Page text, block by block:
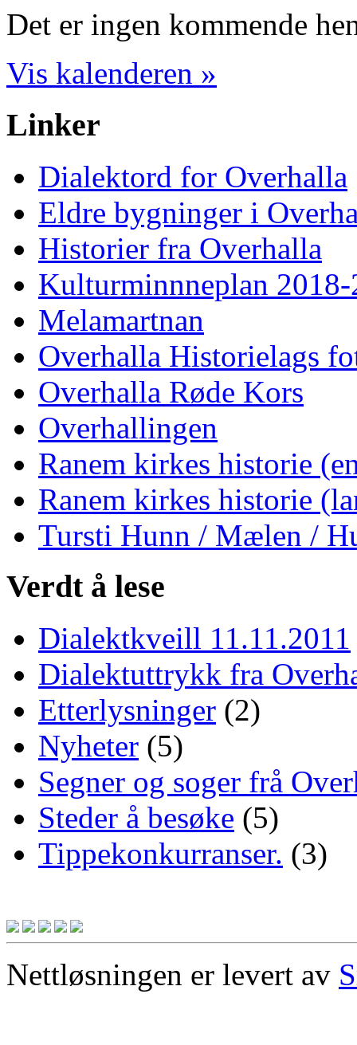
Det er ingen kommende
Vis kalenderen »
Linker
Dialektord for Overhalla
Eldre bygninger i
Historier fra Overhalla
Kulturminnneplan
Melamartnan
Overhalla Historielags
Overhalla Røde Kors
Overhallingen
Ranem kirkes historie
Ranem kirkes historie
Tursti Hunn / Mælen /
Verdt å lese
Dialektkveill 11.11.2011
Dialektuttrykk fra
Etterlysninger (2)
Nyheter (5)
Segner og soger frå
Steder å besøke (5)
Tippekonkurranser. (3)
Nettløsningen er levert av